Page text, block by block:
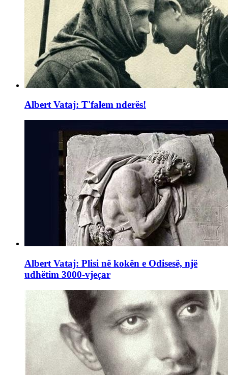
Albert Vataj: T'falem nderës!
Albert Vataj: Plisi në kokën e Odisesë, një
udhëtim 3000-vjeçar